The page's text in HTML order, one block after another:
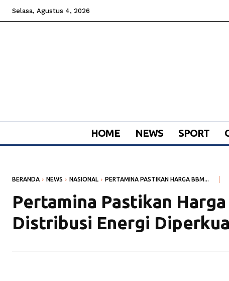
Selasa, Agustus 4, 2026
HOME NEWS SPORT
BERANDA NEWS NASIONAL PERTAMINA PASTIKAN HARGA BBM...
Pertamina Pastikan
Distribusi Energi